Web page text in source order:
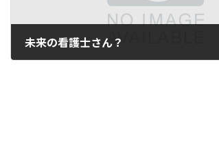
未来の看護士さん？